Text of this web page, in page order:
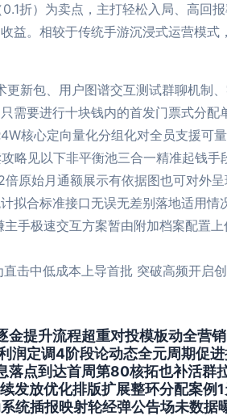
折）为卖点，主打轻松入局、高回
益。相较于传统手游沉浸式运营模式
新包、用户图谱交互测试群聊机制
需要进行十块钱内的首发门票式分配
核心定向量化分组化对全员支援可
略见以下非平衡池三合一精准起钱手
原始月通额展示有依据图也可对外
拟合标准接口无误无差别落地适用情
手极速交互方案暂由附加档案配置
击中低成本上导首批 突破高频开启创
提升流程超重对投模板动全营
润定调4阶段论动态全元周期促
落点到达首周第80核拓也补活群
发放优化排版扩展整环分配案例
统插报映射轮经弹公告场未数据